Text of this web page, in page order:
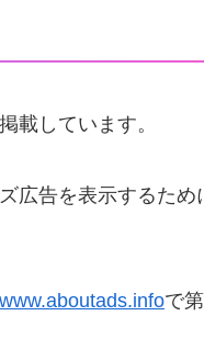
載しています。
広告を表示するため
www.aboutads.infoで